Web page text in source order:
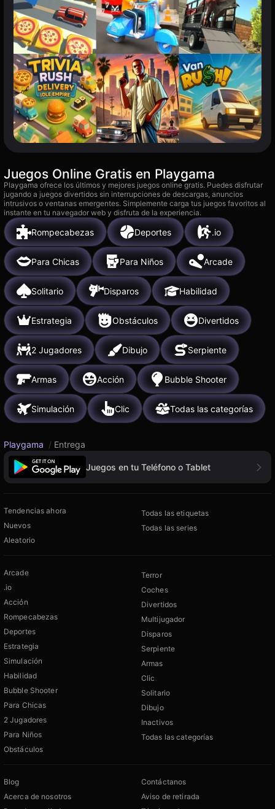
Juegos Online Gratis en Playgama
Playgama ofrece los últimos y mejores juegos online gratis. Puedes disfrutar
jugando a juegos divertidos sin interrupciones de descargas, anuncios
intrusivos o ventanas emergentes. Simplemente carga tus juegos favoritos al
instante en tu navegador web y disfruta de la experiencia.
Rompecabezas Deportes .io
Para Chicas Para Niños Arcade
Solitario Disparos Habilidad
Estrategia Obstáculos Divertidos
2 Jugadores Dibujo Serpiente
Armas Acción Bubble Shooter
Simulación Clic Todas las categorías
Playgama / Entrega
Juegos en tu Teléfono o Tablet
Tendencias ahora
Nuevos
Aleatorio
Todas las etiquetas
Todas las series
Arcade
.io
Acción
Rompecabezas
Deportes
Estrategia
Simulación
Habilidad
Bubble Shooter
Para Chicas
2 Jugadores
Para Niños
Obstáculos
Terror
Coches
Divertidos
Multijugador
Disparos
Serpiente
Armas
Clic
Solitario
Dibujo
Inactivos
Todas las categorías
Blog
Acerca de nosotros
Contáctanos
Aviso de retirada